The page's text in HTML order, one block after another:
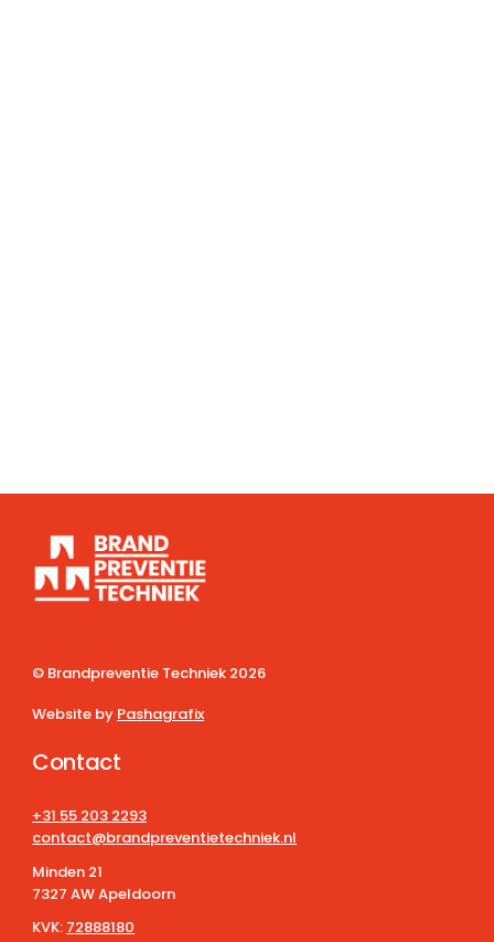
© Brandpreventie Techniek 2026
Website by Pashagrafix
Contact
+31 55 203 2293
contact@brandpreventietechniek.nl
Minden 21
7327 AW Apeldoorn
KVK: 72888180